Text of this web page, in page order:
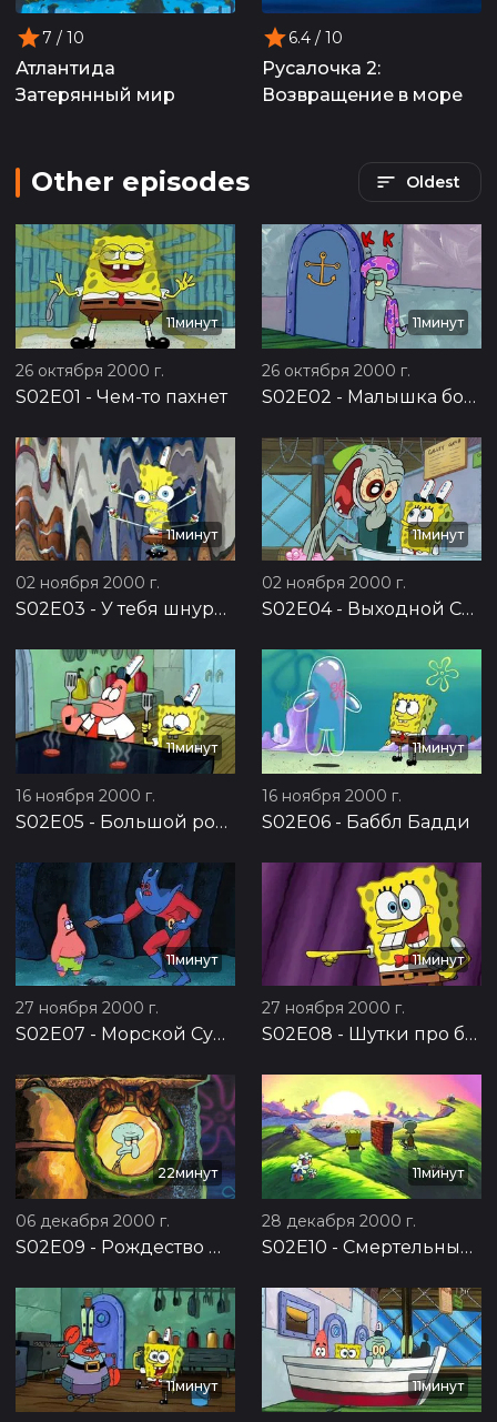
7 / 10
Атлантида
Затерянный мир
6.4 / 10
Русалочка 2:
Возвращение в море
Other episodes Oldest
11минут
26 октября 2000 г.
S02E01 - Чем-то пахнет
11минут
26 октября 2000 г.
S02E02 - Малышка босс
11минут
02 ноября 2000 г.
S02E03 - У тебя шнурки не завязаны
11минут
02 ноября 2000 г.
S02E04- Выходной Сквида
11минут
16 ноября 2000 г.
S02E05 - Большой розовый неудачник
11минут
16 ноября 2000 г.
S02E06 - Баббл Бадди
11минут
27 ноября 2000 г.
S02E07 - Морской Супермен и Очкарик 3
11минут
27 ноября 2000 г.
S02E08 - Шутки про белок
22минут
06 декабря 2000 г.
S02E09 - Рождество — это кто?
11минут
28 декабря 2000 г.
S02E10 - Смертельный пирог
11минут 11минут